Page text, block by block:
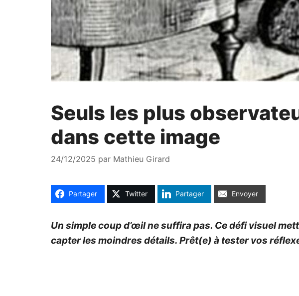
Seuls les plus
dans cette image
24/12/2025 par Mathieu Girard
Partager Twitter Partager Envoyer
Un simple coup d’œil ne suffira pas. Ce défi visuel
capter les moindres détails. Prêt(e) à tester vos